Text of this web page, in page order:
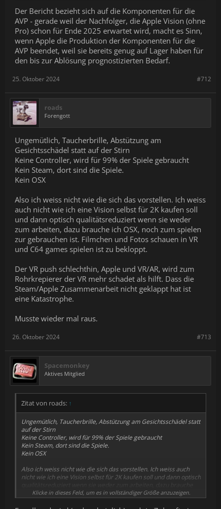
Der Bericht bezieht sich auf die Komponenten für die
AVP - gerade weil der Nachfolger, die Apple Vision (ohne
Pro) schon für Ende 2025 erwartet wird, macht es Sinn,
wenn Apple die Produktion der Komponenten für die
AVP beendet, weil sie bereits genug auf Lager haben für
den bis zur Ablösung prognostizierten Bedarf.
#712
25. Oktober 2024
roads
Forengott
Ungemütlich, Taucherbrille, Abstützung am
Gesichtsschädel statt auf der Stirn
Keine Controller, wird für 99% der Spiele gebraucht
Kein Steam, dort sind die Spiele.
Kein OSX
Also ich weiss nicht wie die sich das vorstellen. Ich weiss
auch nicht wie ich eine Vision selbst für 2K kaufen soll
und dann optisch qualitätsreduziert wenn sie weder
zum arbeiten, dazu brauche ich OSX, noch zum spielen
zur gebrauchen ist. Filmchen und Fotos schauen in VR
und C64 games spielen ist zu bekloppt.
Der VR push schlechthin, Apple und VR/AR, wird zum
Rohrkrepierer der VR mehr schadet als hilft. Dass die
Steam/Apple Zusammenarbeit nicht geklappt hat ist
eine Katastrophe.
Musste wieder mal raus.
#713
26. Oktober 2024
Spacemonkey
Aktives Mitglied
Zitat von roads: ↑
Ungemütlich, Taucherbrille, Abstützung am Gesichtsschädel statt
auf der Stirn
Keine Controller, wird für 99% der Spiele gebraucht
Kein Steam, dort sind die Spiele.
Kein OSX
Also ich weiss nicht wie die sich das vorstellen. Ich weiss auch
nicht wie ich eine Vision selbst für 2K kaufen soll und dann optisch
qualitätsreduziert wenn sie weder zum arbeiten, dazu brauche
ich OSX, noch zum spielen zur gebrauchen ist. Filmchen und
Fotos schauen in VR und C64 games spielen ist zu bekloppt.
Klicke in dieses Feld, um es in vollständiger Größe anzuzeigen.